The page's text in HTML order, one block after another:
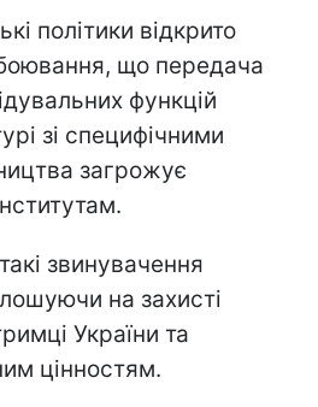
політики відкрито
що передача
функцій
зі специфічними
загрожує
звинувачення
на захисті
України та
цінностям.